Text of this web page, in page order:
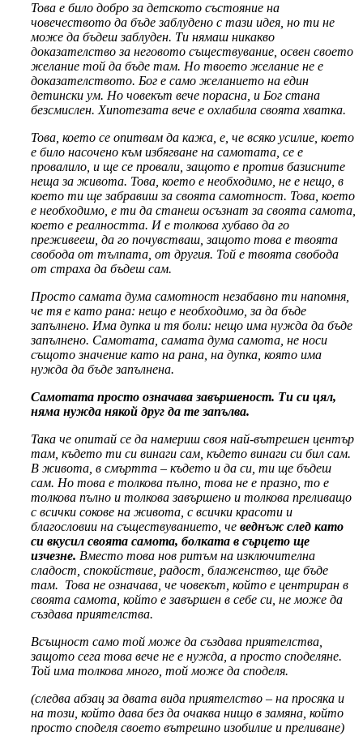
Това е било добро за детското състояние на
човечеството да бъде заблудено с тази идея, но ти не
може да бъдеш заблуден. Ти нямаш никакво
доказателство за неговото съществувание, освен своето
желание той да бъде там. Но твоето желание не е
доказателството. Бог е само желанието на един
детински ум. Но човекът вече порасна, и Бог стана
безсмислен. Хипотезата вече е охлабила своята хватка.
Това, което се опитвам да кажа, е, че всяко усилие, което
е било насочено към избягване на самотата, се е
провалило, и ще се провали, защото е против базисните
неща за живота. Това, което е необходимо, не е нещо, в
което ти ще забравиш за своята самотност. Това, което
е необходимо, е ти да станеш осъзнат за своята самота,
което е реалността. И е толкова хубаво да го
преживееш, да го почувстваш, защото това е твоята
свобода от тълпата, от другия. Той е твоята свобода
от страха да бъдеш сам.
Просто самата дума самотност незабавно ти напомня,
че тя е като рана: нещо е необходимо, за да бъде
запълнено. Има дупка и тя боли: нещо има нужда да бъде
запълнено. Самотата, самата дума самота, не носи
същото значение като на рана, на дупка, която има
нужда да бъде запълнена.
Самотата просто означава завършеност. Ти си цял,
няма нужда някой друг да те запълва.
Така че опитай се да намериш своя най-вътрешен център
там, където ти си винаги сам, където винаги си бил сам.
В живота, в смъртта – където и да си, ти ще бъдеш
сам. Но това е толкова пълно, това не е празно, то е
толкова пълно и толкова завършено и толкова преливащо
с всички сокове на живота, с всички красоти и
благословии на съществуванието, че веднъж след като
си вкусил своята самота, болката в сърцето ще
изчезне. Вместо това нов ритъм на изключителна
сладост, спокойствие, радост, блаженство, ще бъде
там. Това не означава, че човекът, който е центриран в
своята самота, който е завършен в себе си, не може да
създава приятелства.
Всъщност само той може да създава приятелства,
защото сега това вече не е нужда, а просто споделяне.
Той има толкова много, той може да споделя.
(следва абзац за двата вида приятелство – на просяка и
на този, който дава без да очаква нищо в замяна, който
просто споделя своето вътрешно изобилие и преливане)